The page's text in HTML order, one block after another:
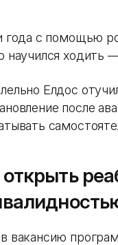
года с помощью
научился ходить
Елдос
после
открыть
вакансию